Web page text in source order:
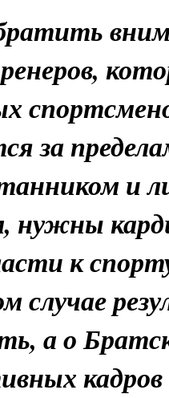
за
и
нужны
к
случае
а о